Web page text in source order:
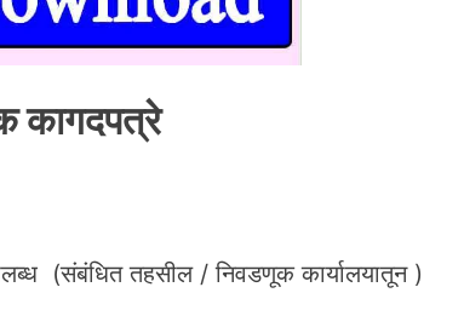
कागदपत्रे
(संबंधित तहसील / निवडणूक कार्यालयातून )